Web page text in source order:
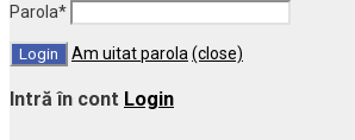
Parola*
Am uitat parola (close)
Intră în cont Login